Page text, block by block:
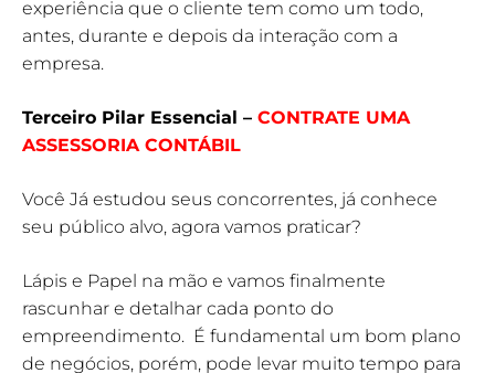
experiência que o cliente tem como um todo,
antes, durante e depois da interação com a
empresa.
Terceiro Pilar Essencial – CONTRATE UMA
ASSESSORIA CONTÁBIL
Você Já estudou seus concorrentes, já conhece
seu público alvo, agora vamos praticar?
Lápis e Papel na mão e vamos finalmente
rascunhar e detalhar cada ponto do
empreendimento. É fundamental um bom plano
de negócios, porém, pode levar muito tempo para